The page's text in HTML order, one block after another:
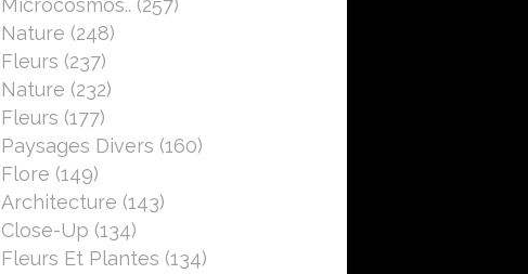
POST-TRAITEMENT
Microcosmos.. (257)
Nature (248)
Fleurs (237)
Nature (232)
Fleurs (177)
Paysages Divers (160)
Flore (149)
Architecture (143)
Close-Up (134)
Fleurs Et Plantes (134)